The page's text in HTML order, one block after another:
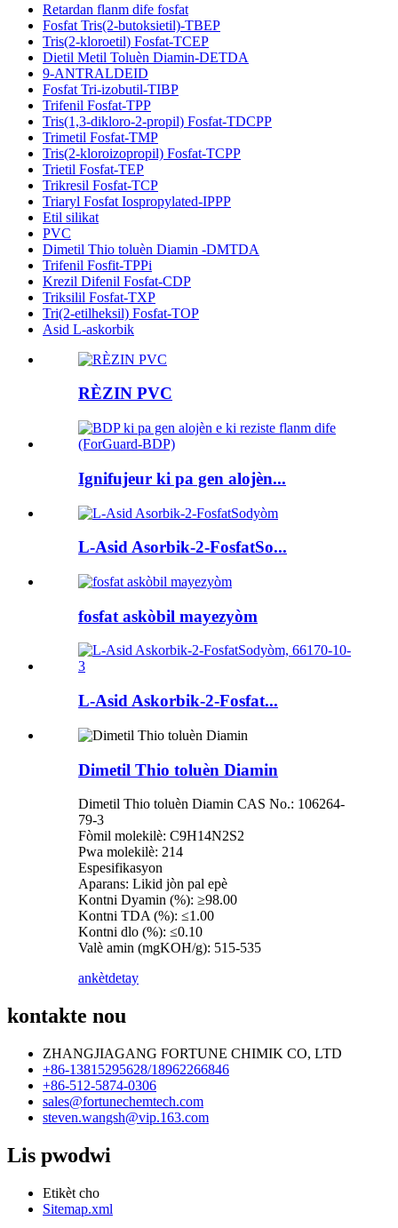
Retardan flanm dife fosfat
Fosfat Tris(2-butoksietil)-TBEP
Tris(2-kloroetil) Fosfat-TCEP
Dietil Metil Toluèn Diamin-DETDA
9-ANTRALDEID
Fosfat Tri-izobutil-TIBP
Trifenil Fosfat-TPP
Tris(1,3-dikloro-2-propil) Fosfat-TDCPP
Trimetil Fosfat-TMP
Tris(2-kloroizopropil) Fosfat-TCPP
Trietil Fosfat-TEP
Trikresil Fosfat-TCP
Triaryl Fosfat Iospropylated-IPPP
Etil silikat
PVC
Dimetil Thio toluèn Diamin -DMTDA
Trifenil Fosfit-TPPi
Krezil Difenil Fosfat-CDP
Triksilil Fosfat-TXP
Tri(2-etilheksil) Fosfat-TOP
Asid L-askorbik
RÈZIN PVC
Ignifujeur ki pa gen alojèn...
L-Asid Asorbik-2-FosfatSo...
fosfat askòbil mayezyòm
L-Asid Askorbik-2-Fosfat...
Dimetil Thio toluèn Diamin
Dimetil Thio toluèn Diamin CAS No.: 106264-
79-3
Fòmil molekilè: C9H14N2S2
Pwa molekilè: 214
Espesifikasyon
Aparans: Likid jòn pal epè
Kontni Dyamin (%): ≥98.00
Kontni TDA (%): ≤1.00
Kontni dlo (%): ≤0.10
Valè amin (mgKOH/g): 515-535
ankètdetay
kontakte nou
ZHANGJIAGANG FORTUNE CHIMIK CO, LTD
+86-13815295628/18962266846
+86-512-5874-0306
sales@fortunechemtech.com
steven.wangsh@vip.163.com
Lis pwodwi
Etikèt cho
Sitemap.xml